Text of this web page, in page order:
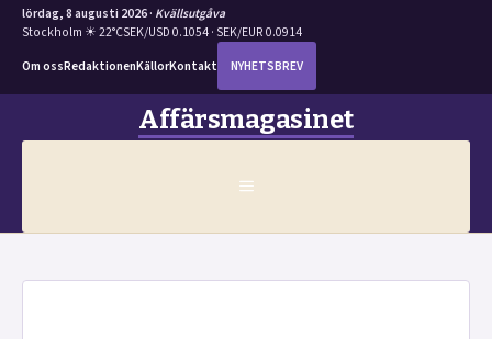
lördag, 8 augusti 2026 · Kvällsutgåva
Stockholm ☀ 22°CSEK/USD 0.1054 · SEK/EUR 0.0914
Om ossRedaktionenKällorKontakt NYHETSBREV
Affärsmagasinet
MENY